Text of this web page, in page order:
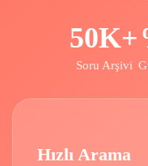
50K+
Soru Arşivi
Hızlı Arama